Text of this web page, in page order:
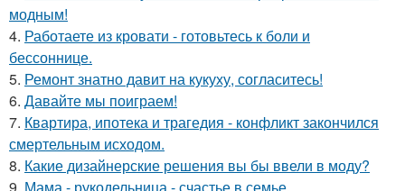
модным!
4. Работаете из кровати - готовьтесь к боли и
бессоннице.
5. Ремонт знатно давит на кукуху, согласитесь!
6. Давайте мы поиграем!
7. Квартира, ипотека и трагедия - конфликт закончился
смертельным исходом.
8. Какие дизайнерские решения вы бы ввели в моду?